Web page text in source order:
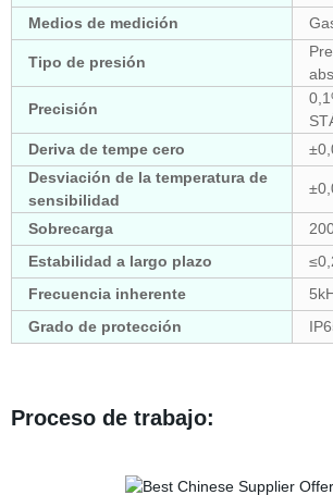
Medios de medición
Tipo de presión
Precisión
Deriva de tempe cero
Desviación de la temperatura de
sensibilidad
Sobrecarga
Estabilidad a largo plazo
Frecuencia inherente
Grado de protección
Proceso de trabajo: